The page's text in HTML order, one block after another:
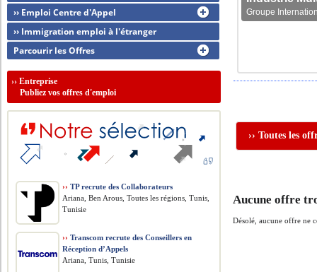
Groupe
›› Toutes les
Aucune offre
Désolé, aucune offre ne
›› Emploi Centre d'Appel
›› Immigration emploi à l'étranger
Parcourir les Offres
››Entreprise
Publiez vos offres d'emploi
›› TP recrute des Collaborateurs
Ariana, Ben Arous, Toutes les régions, Tunis,
Tunisie
›› Transcom recrute des Conseillers en
Réception d’Appels
Ariana, Tunis, Tunisie